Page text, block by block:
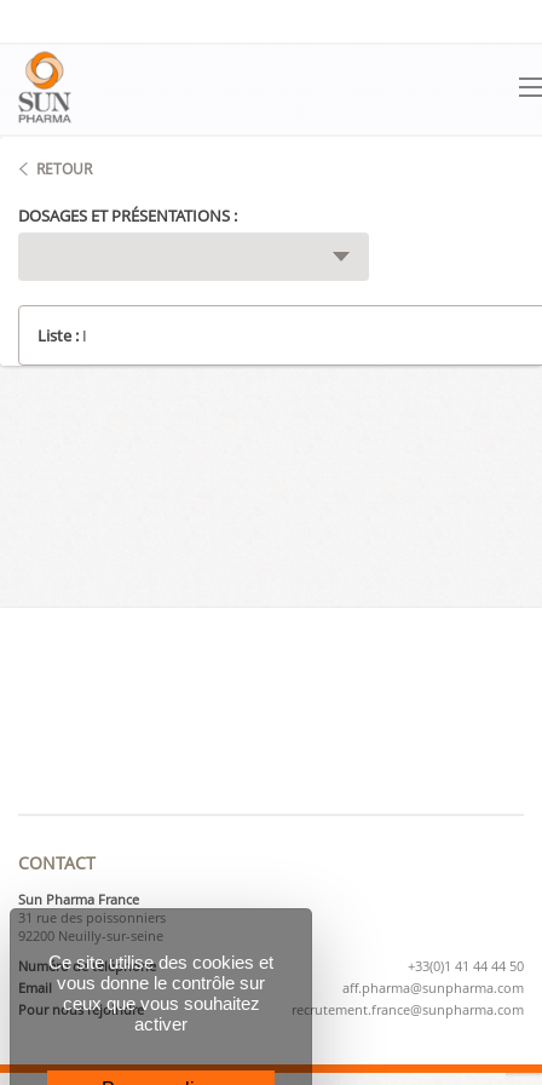
RETOUR
DOSAGES ET PRÉSENTATIONS :
Liste : I
CONTACT
Sun Pharma France
31 rue des poissonniers
92200 Neuilly-sur-seine
Numéro de téléphone
+33(0)1 41 44 44 50
Email
aff.pharma@sunpharma.com
Pour nous rejoindre
recrutement.france@sunpharma.com
Ce site utilise des cookies et
vous donne le contrôle sur
ceux que vous souhaitez
activer